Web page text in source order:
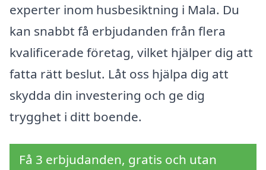
experter inom husbesiktning i Mala. Du
kan snabbt få erbjudanden från flera
kvalificerade företag, vilket hjälper dig att
fatta rätt beslut. Låt oss hjälpa dig att
skydda din investering och ge dig
trygghet i ditt boende.
Få 3 erbjudanden, gratis och utan